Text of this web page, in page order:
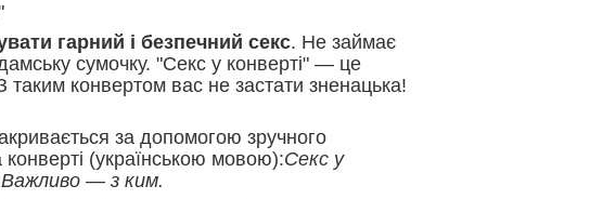
гарний і безпечний секс. Не займає
сумочку. "Секс у конверті" — це
конвертом вас не застати зненацька!
за допомогою зручного
(українською мовою):Секс у
Важливо — з ким.